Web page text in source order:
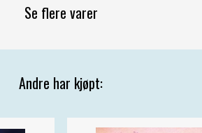
Se flere varer
Andre har kjøpt: